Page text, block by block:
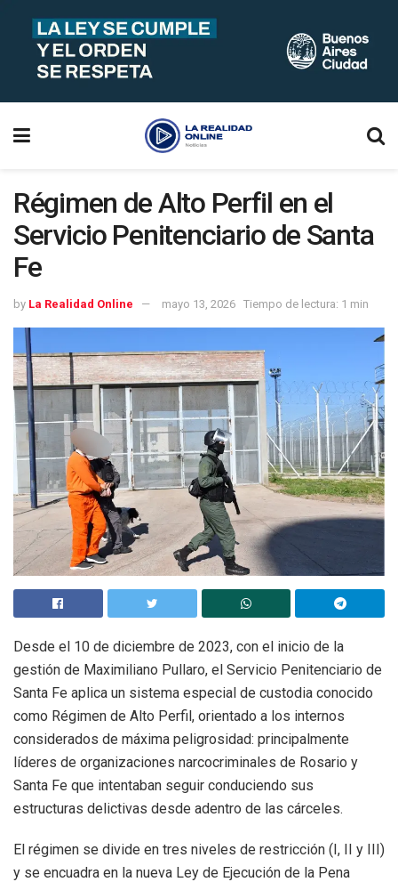
Régimen de Alto Perfil en el
Servicio Penitenciario de Santa
Fe
by La Realidad Online mayo 13, 2026 Tiempo de lectura: 1 min
Desde el 10 de diciembre de 2023, con el inicio de la
gestión de Maximiliano Pullaro, el Servicio Penitenciario de
Santa Fe aplica un sistema especial de custodia conocido
como Régimen de Alto Perfil, orientado a los internos
considerados de máxima peligrosidad: principalmente
líderes de organizaciones narcocriminales de Rosario y
Santa Fe que intentaban seguir conduciendo sus
estructuras delictivas desde adentro de las cárceles.
El régimen se divide en tres niveles de restricción (I, II y III)
y se encuadra en la nueva Ley de Ejecución de la Pena